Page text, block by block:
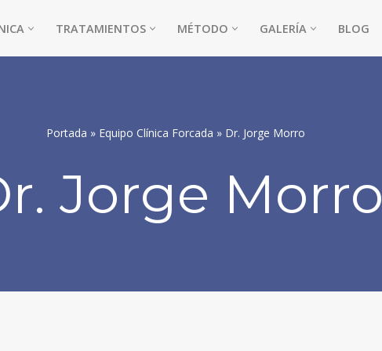
TRATAMIENTOS MÉTODO GALERÍA BLOG
Portada » Equipo Clínica Forcada » Dr. Jorge Morro
Jorge Morro